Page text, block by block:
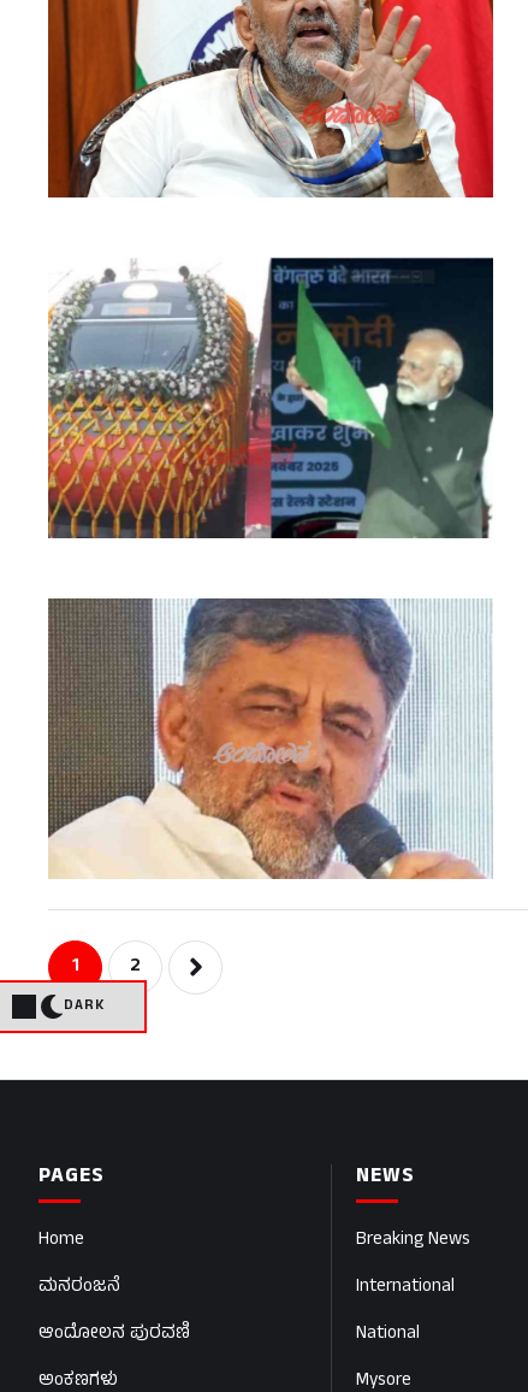
DARK
1 2
PAGES
Home
ಮನರಂಜನೆ
ಆಂದೋಲನ ಪುರವಣಿ
ಅಂಕಣಗಳು
NEWS
Breaking News
International
National
Mysore